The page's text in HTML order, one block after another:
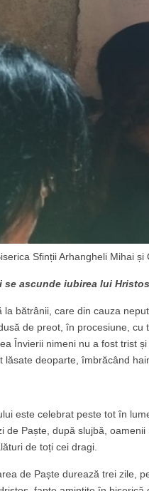
Sfinții Arhangheli Mihai
ascunde iubirea lui
la bătrânii, care din cauza
de preot, în procesiune, cu
Învierii nimeni nu a fost trist
lăsate deoparte, îmbrăcând
este celebrat peste tot în
de Paște, după slujbă,
de toți cei dragi.
de Paște durează trei zile,